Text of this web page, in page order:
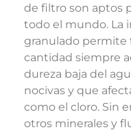
de filtro son aptos
todo el mundo. La
granulado permite
cantidad siempre
dureza baja del
nocivas y que
como el cloro. Sin
otros minerales y